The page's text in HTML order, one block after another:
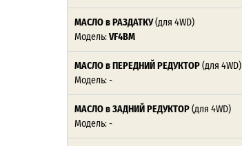
МАСЛО в РАЗДАТКУ(для 4WD)
Модель:VF4BM
МАСЛО в ПЕРЕДНИЙ РЕДУКТОР(для 4WD)
Модель: -
МАСЛО в ЗАДНИЙ РЕДУКТОР(для 4WD)
Модель: -